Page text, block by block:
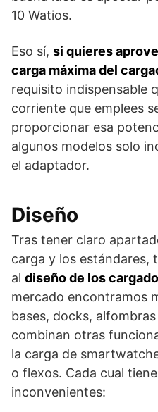
10 Watios.
Eso sí, si quieres
carga máxima del
requisito indispensable
corriente que emplees
proporcionar esa
algunos modelos solo
el adaptador.
Diseño
Tras tener claro
carga y los estándares,
al diseño de los
mercado encontramos
bases, docks,
combinan otras
la carga de
o flexos. Cada cual
inconvenientes: